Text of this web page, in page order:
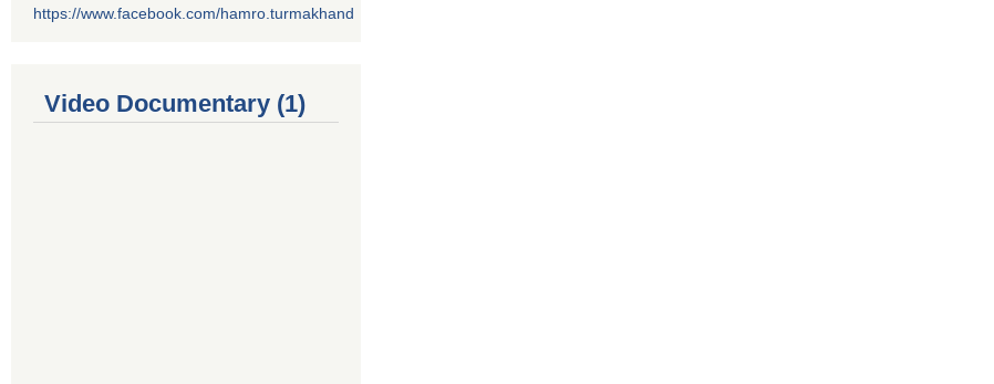
https://www.facebook.com/hamro.turmakhand
Video Documentary (1)